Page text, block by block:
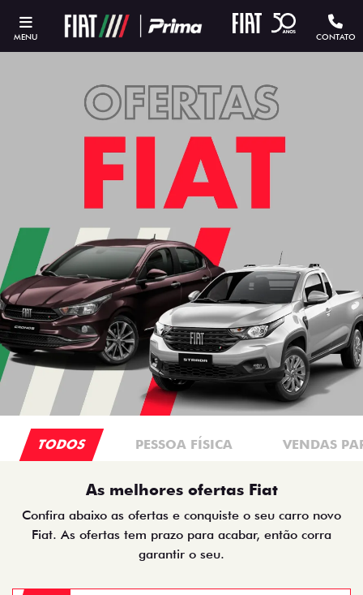
MENU CONTATO
TODOS PESSOA FÍSICA VENDAS
As melhores ofertas Fiat
Confira abaixo as ofertas e conquiste o seu carro novo
Fiat. As ofertas tem prazo para acabar, então corra
garantir o seu.